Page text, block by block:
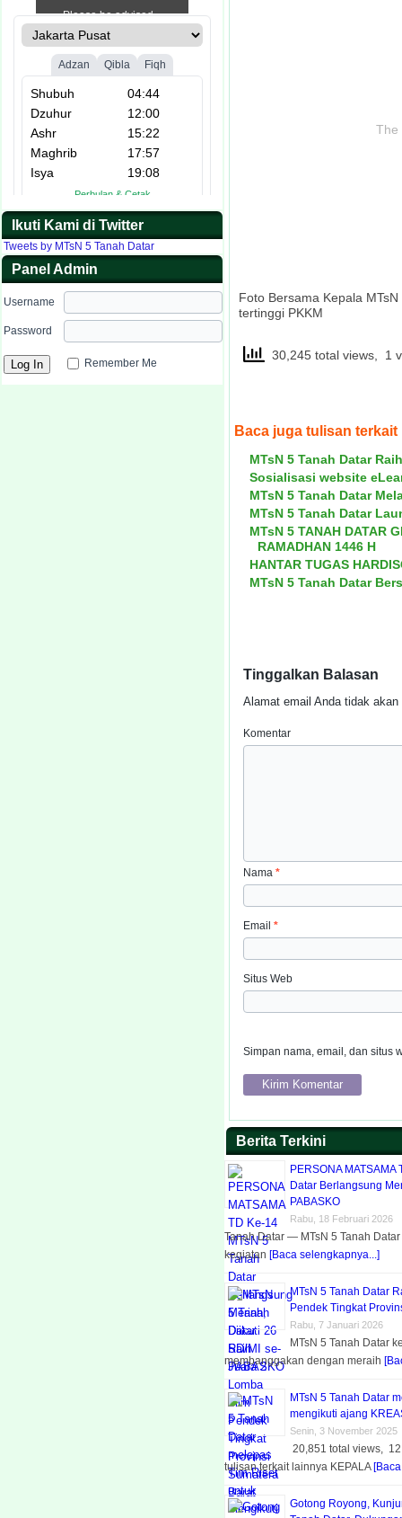
Ikuti Kami di Twitter
Tweets by MTsN 5 Tanah Datar
Panel Admin
Username
Password
Remember Me
Foto Bersama Kepala
tertinggi PKKM
30,245 total views, 1
Baca juga tulisan terkait
MTsN 5 Tanah Datar
Sosialisasi website
MTsN 5 Tanah Datar
MTsN 5 Tanah Datar
MTsN 5 TANAH DATAR
RAMADHAN 1446 H
HANTAR TUGAS
MTsN 5 Tanah Datar
Tinggalkan Balasan
Alamat email Anda tidak
Komentar
Nama *
Email *
Situs Web
Simpan nama, email, dan situs
Berita Terkini
PERSONA MATSAMA
Datar Berlangsung
PABASKO
Rabu, 18 Februari 2026
Tanah Datar — MTsN 5 Tanah
kegiatan [Baca selengkapnya...]
MTsN 5 Tanah Datar
Pendek Tingkat
Rabu, 7 Januari 2026
MTsN 5 Tanah Datar
membanggakan dengan meraih
MTsN 5 Tanah Datar
mengikuti ajang
Senin, 3 November 2025
20,851 total views,
tulisan terkait lainnya KEPALA
Gotong Royong,
The